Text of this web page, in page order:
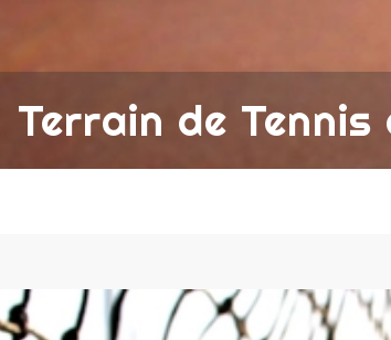
Terrain de Tennis